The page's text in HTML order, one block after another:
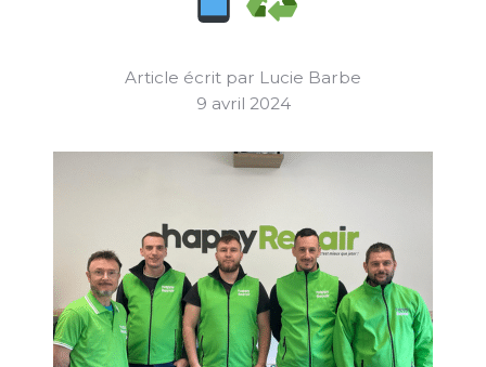
Article écrit par Lucie Barbe
9 avril 2024